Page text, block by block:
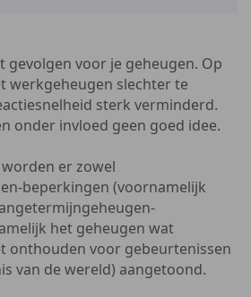
gevolgen voor je geheugen. Op
werkgeheugen slechter te
sterk verminderd.
onder invloed geen goed idee.
er zowel
beperkingen (voornamelijk
het geheugen wat
onthouden voor gebeurtenissen
van de wereld) aangetoond.